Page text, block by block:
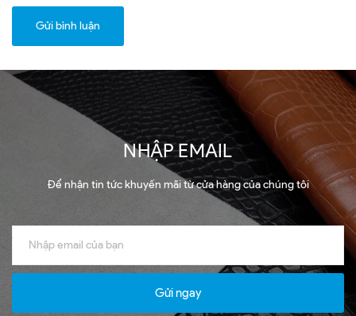
Gửi bình luận
NHẬP EMAIL
Để nhận tin tức khuyến mãi từ cửa hàng của chúng tôi
Gửi ngay